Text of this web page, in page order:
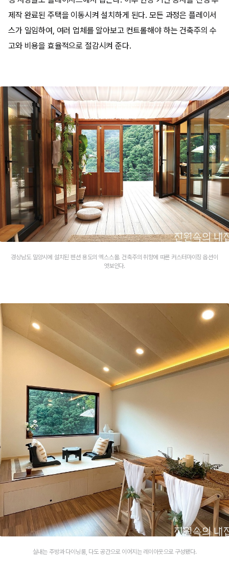
제작 완료된 주택을 이동시켜 설치하게 된다. 모든 과정은 플레이서
스가 일임하여, 여러 업체를 알아보고 컨트롤해야 하는 건축주의 수
고와 비용을 효율적으로 절감시켜 준다.
경상남도 밀양시에 설치된 펜션 용도의 엑스스몰. 건축주의 취향에 따른 커스터마이징 옵션이
엿보인다.
실내는 주방과 다이닝룸, 다도 공간으로 이어지는 레이아웃으로 구성됐다.